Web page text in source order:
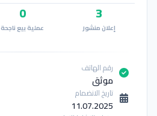
3
إعلان منشور
0
عملية بيع ناجحة
رقم الهاتف
موثق
تاريخ الانضمام
11.07.2025